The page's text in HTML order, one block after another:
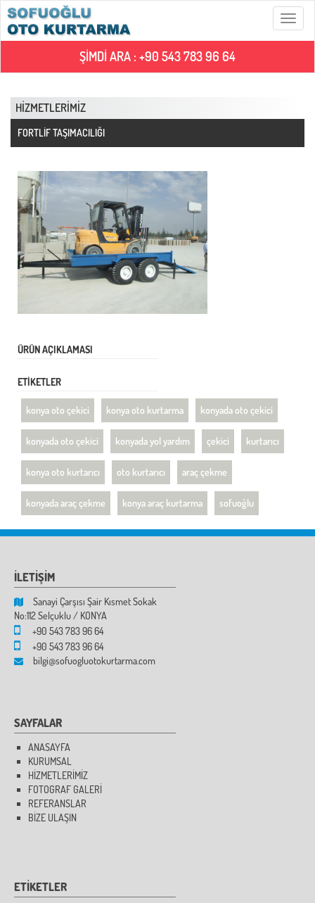
Menü
ŞİMDİ ARA : +90 543 783 96 64
HİZMETLERİMİZ
FORTLİF TAŞIMACILIĞI
ÜRÜN AÇIKLAMASI
ETİKETLER
konya oto çekici konya oto kurtarma konyada oto çekici
konyada oto çekici konyada yol yardım çekici kurtarıcı
konya oto kurtarıcı oto kurtarıcı araç çekme
konyada araç çekme konya araç kurtarma sofuoğlu
İLETİŞİM
Sanayi Çarşısı Şair Kısmet Sokak
No:112 Selçuklu / KONYA
+90 543 783 96 64
+90 543 783 96 64
bilgi@sofuogluotokurtarma.com
SAYFALAR
ANASAYFA
KURUMSAL
HİZMETLERİMİZ
FOTOGRAF GALERİ
REFERANSLAR
BİZE ULAŞIN
ETİKETLER